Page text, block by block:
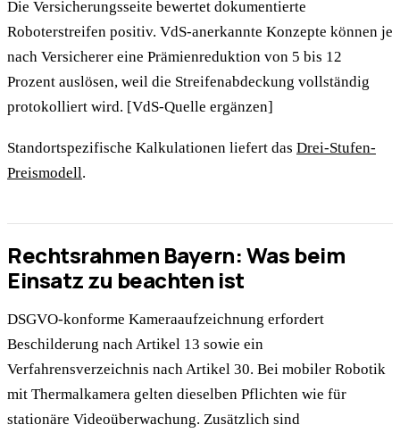
Die Versicherungsseite bewertet dokumentierte
Roboterstreifen positiv. VdS-anerkannte Konzepte können je
nach Versicherer eine Prämienreduktion von 5 bis 12
Prozent auslösen, weil die Streifenabdeckung vollständig
protokolliert wird. [VdS-Quelle ergänzen]
Standortspezifische Kalkulationen liefert das Drei-Stufen-
Preismodell.
Rechtsrahmen Bayern: Was beim
Einsatz zu beachten ist
DSGVO-konforme Kameraaufzeichnung erfordert
Beschilderung nach Artikel 13 sowie ein
Verfahrensverzeichnis nach Artikel 30. Bei mobiler Robotik
mit Thermalkamera gelten dieselben Pflichten wie für
stationäre Videoüberwachung. Zusätzlich sind